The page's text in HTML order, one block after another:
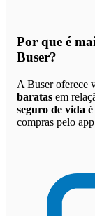
Por que é
Buser?
A Buser oferece
baratas em
seguro de vida
compras pelo